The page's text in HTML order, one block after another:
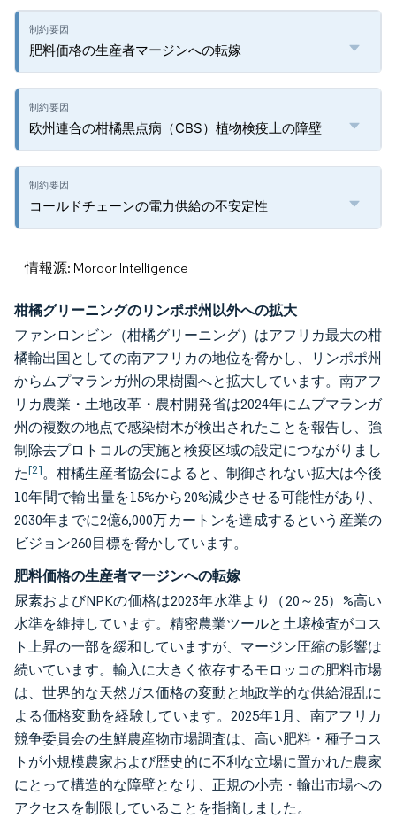
肥料価格の生産者マージンへの転嫁
欧州連合の柑橘黒点病（CBS）植物検疫上の障壁
コールドチェーンの電力供給の不安定性
情報源: Mordor Intelligence
柑橘グリーニングのリンポポ州以外への拡大
ファンロンビン（柑橘グリーニング）はアフリカ最大の柑
橘輸出国としての南アフリカの地位を脅かし、リンポポ州
からムプマランガ州の果樹園へと拡大しています。南アフ
リカ農業・土地改革・農村開発省は2024年にムプマランガ
州の複数の地点で感染樹木が検出されたことを報告し、強
制除去プロトコルの実施と検疫区域の設定につながりまし
た[2]。柑橘生産者協会によると、制御されない拡大は今後
10年間で輸出量を15%から20%減少させる可能性があり、
2030年までに2億6,000万カートンを達成するという産業の
ビジョン260目標を脅かしています。
肥料価格の生産者マージンへの転嫁
尿素およびNPKの価格は2023年水準より（20～25）%高い
水準を維持しています。精密農業ツールと土壌検査がコス
ト上昇の一部を緩和していますが、マージン圧縮の影響は
続いています。輸入に大きく依存するモロッコの肥料市場
は、世界的な天然ガス価格の変動と地政学的な供給混乱に
よる価格変動を経験しています。2025年1月、南アフリカ
競争委員会の生鮮農産物市場調査は、高い肥料・種子コス
トが小規模農家および歴史的に不利な立場に置かれた農家
にとって構造的な障壁となり、正規の小売・輸出市場への
アクセスを制限していることを指摘しました。